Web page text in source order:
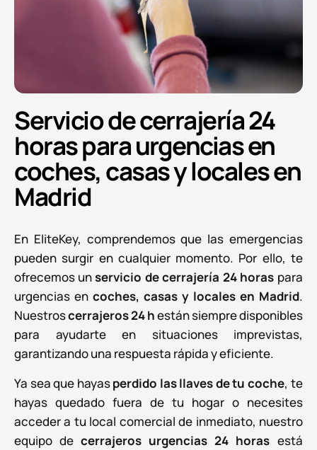
Servicio de cerrajería 24
horas para urgencias en
coches, casas y locales en
Madrid
En EliteKey, comprendemos que las emergencias
pueden surgir en cualquier momento. Por ello, te
ofrecemos unservicio de cerrajería 24 horas para
urgencias en coches, casas y locales en Madrid.
Nuestroscerrajeros 24 hestán siempre disponibles
para ayudarte en situaciones imprevistas,
garantizando una respuesta rápida y eficiente.
Ya sea que hayasperdido las llaves de tu coche, te
hayas quedado fuera de tu hogar o necesites
acceder a tu local comercial de inmediato, nuestro
equipo de cerrajeros urgencias 24 horas está